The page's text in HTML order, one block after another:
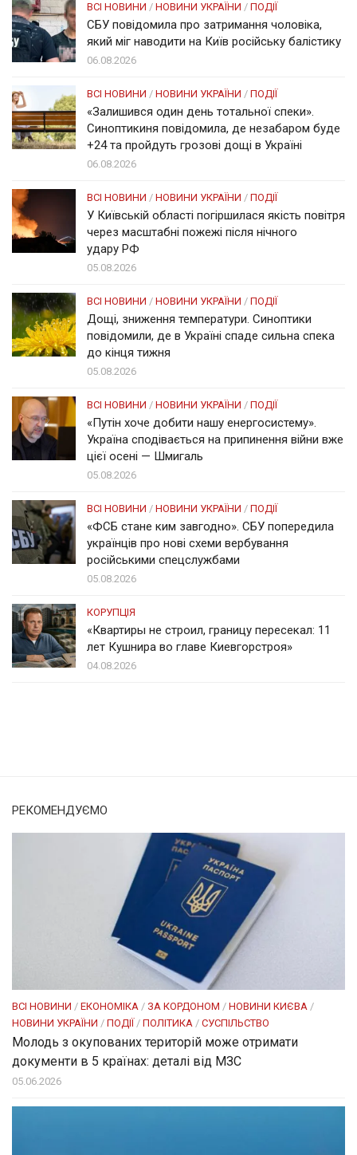
ВСІ НОВИНИ / НОВИНИ УКРАЇНИ / ПОДІЇ
СБУ повідомила про затримання чоловіка,
який міг наводити на Київ російську балістику
06.08.2026
ВСІ НОВИНИ / НОВИНИ УКРАЇНИ / ПОДІЇ
«Залишився один день тотальної спеки».
Синоптикиня повідомила, де незабаром буде
+24 та пройдуть грозові дощі в Україні
06.08.2026
ВСІ НОВИНИ / НОВИНИ УКРАЇНИ / ПОДІЇ
У Київській області погіршилася якість повітря
через масштабні пожежі після нічного
удару РФ
05.08.2026
ВСІ НОВИНИ / НОВИНИ УКРАЇНИ / ПОДІЇ
Дощі, зниження температури. Синоптики
повідомили, де в Україні спаде сильна спека
до кінця тижня
05.08.2026
ВСІ НОВИНИ / НОВИНИ УКРАЇНИ / ПОДІЇ
«Путін хоче добити нашу енергосистему».
Україна сподівається на припинення війни вже
цієї осені — Шмигаль
05.08.2026
ВСІ НОВИНИ / НОВИНИ УКРАЇНИ / ПОДІЇ
«ФСБ стане ким завгодно». СБУ попередила
українців про нові схеми вербування
російськими спецслужбами
05.08.2026
КОРУПЦІЯ
«Квартиры не строил, границу пересекал: 11
лет Кушнира во главе Киевгорстроя»
04.08.2026
РЕКОМЕНДУЄМО
ВСІ НОВИНИ / ЕКОНОМІКА / ЗА КОРДОНОМ / НОВИНИ КИЄВА /
НОВИНИ УКРАЇНИ / ПОДІЇ / ПОЛІТИКА / СУСПІЛЬСТВО
Молодь з окупованих територій може отримати
документи в 5 країнах: деталі від МЗС
05.06.2026